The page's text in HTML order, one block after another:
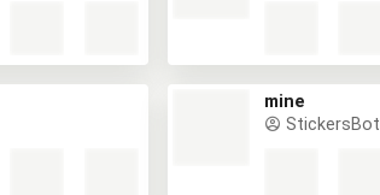
mine
StickersBot